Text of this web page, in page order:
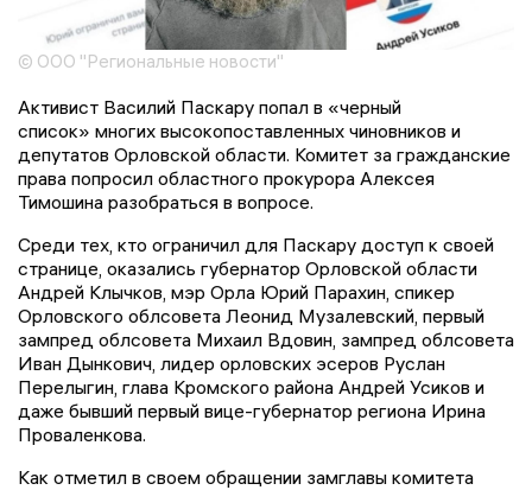
© ООО "Региональные новости"
Активист Василий Паскару попал в «черный
список» многих высокопоставленных чиновников и
депутатов Орловской области. Комитет за гражданские
права попросил областного прокурора Алексея
Тимошина разобраться в вопросе.
Среди тех, кто ограничил для Паскару доступ к своей
странице, оказались губернатор Орловской области
Андрей Клычков, мэр Орла Юрий Парахин, спикер
Орловского облсовета Леонид Музалевский, первый
зампред облсовета Михаил Вдовин, зампред облсовета
Иван Дынкович, лидер орловских эсеров Руслан
Перелыгин, глава Кромского района Андрей Усиков и
даже бывший первый вице-губернатор региона Ирина
Проваленкова.
Как отметил в своем обращении замглавы комитета